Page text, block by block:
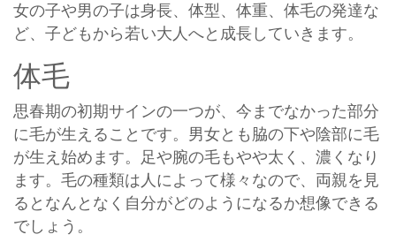
女の子や男の子は身長、体型、体重、体毛の発達な
ど、子どもから若い大人へと成長していきます。
体毛
思春期の初期サインの一つが、今までなかった部分
に毛が生えることです。男女とも脇の下や陰部に毛
が生え始めます。足や腕の毛もやや太く、濃くなり
ます。毛の種類は人によって様々なので、両親を見
るとなんとなく自分がどのようになるか想像できる
でしょう。